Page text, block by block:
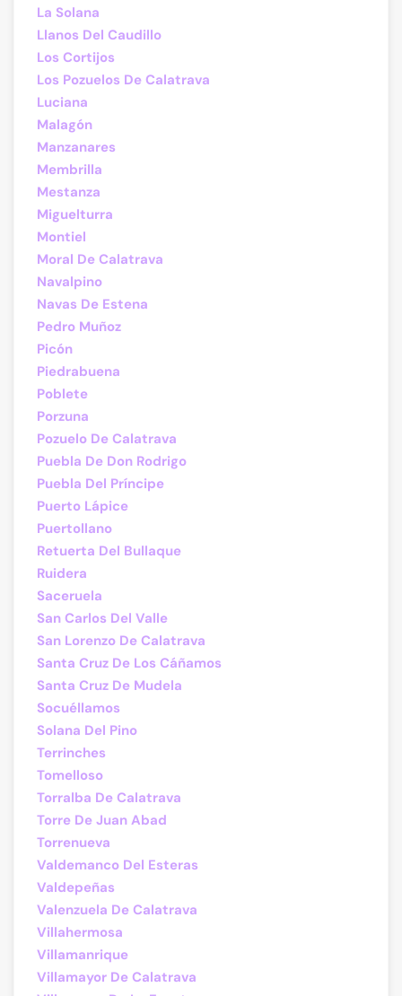
La Solana
Llanos Del Caudillo
Los Cortijos
Los Pozuelos De Calatrava
Luciana
Malagón
Manzanares
Membrilla
Mestanza
Miguelturra
Montiel
Moral De Calatrava
Navalpino
Navas De Estena
Pedro Muñoz
Picón
Piedrabuena
Poblete
Porzuna
Pozuelo De Calatrava
Puebla De Don Rodrigo
Puebla Del Príncipe
Puerto Lápice
Puertollano
Retuerta Del Bullaque
Ruidera
Saceruela
San Carlos Del Valle
San Lorenzo De Calatrava
Santa Cruz De Los Cáñamos
Santa Cruz De Mudela
Socuéllamos
Solana Del Pino
Terrinches
Tomelloso
Torralba De Calatrava
Torre De Juan Abad
Torrenueva
Valdemanco Del Esteras
Valdepeñas
Valenzuela De Calatrava
Villahermosa
Villamanrique
Villamayor De Calatrava